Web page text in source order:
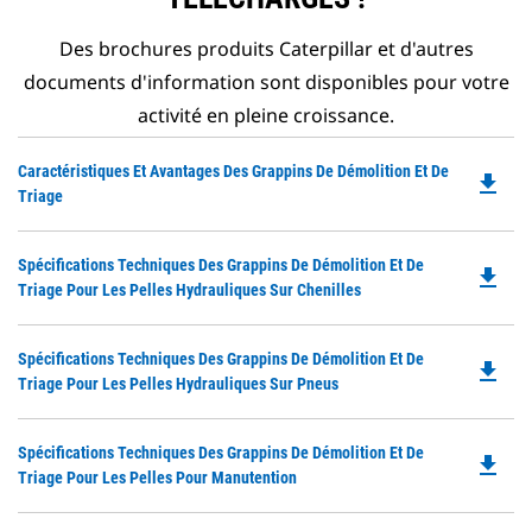
Des brochures produits Caterpillar et d'autres
documents d'information sont disponibles pour votre
activité en pleine croissance.
Caractéristiques Et Avantages Des Grappins De Démolition Et De
Triage
file_download
Spécifications Techniques Des Grappins De Démolition Et De
Triage Pour Les Pelles Hydrauliques Sur Chenilles
file_download
Spécifications Techniques Des Grappins De Démolition Et De
Triage Pour Les Pelles Hydrauliques Sur Pneus
file_download
Spécifications Techniques Des Grappins De Démolition Et De
Triage Pour Les Pelles Pour Manutention
file_download